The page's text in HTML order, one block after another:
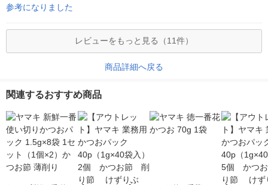
参考になりました
レビューをもっと見る（11件）
商品詳細へ戻る
関連するおすすめ商品